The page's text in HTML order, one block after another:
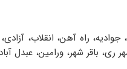
جوادیه، راه آهن، انقلاب،
ری، باقر شهر، ورامین، عبدل آباد